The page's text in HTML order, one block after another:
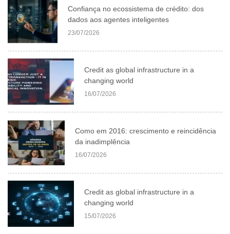
Confiança no ecossistema de crédito: dos
dados aos agentes inteligentes
23/07/2026
Credit as global infrastructure in a
changing world
16/07/2026
Como em 2016: crescimento e reincidência
da inadimplência
16/07/2026
Credit as global infrastructure in a
changing world
15/07/2026